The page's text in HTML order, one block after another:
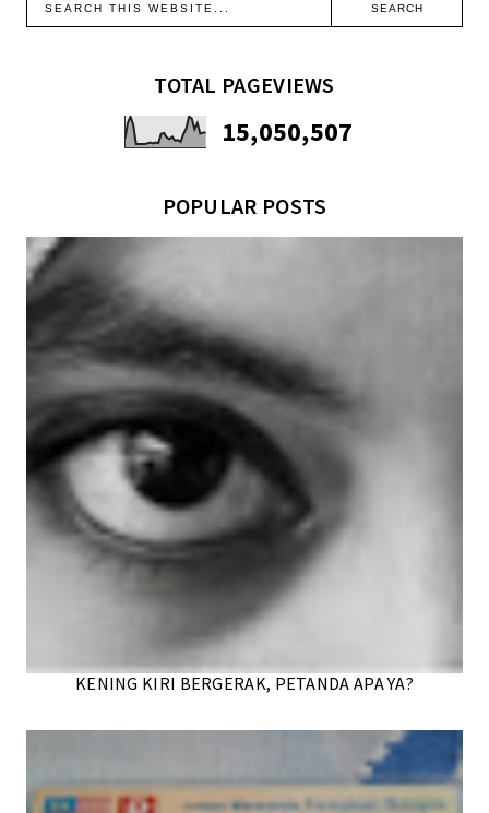
TOTAL PAGEVIEWS
15,050,507
POPULAR POSTS
KENING KIRI BERGERAK, PETANDA APA YA?